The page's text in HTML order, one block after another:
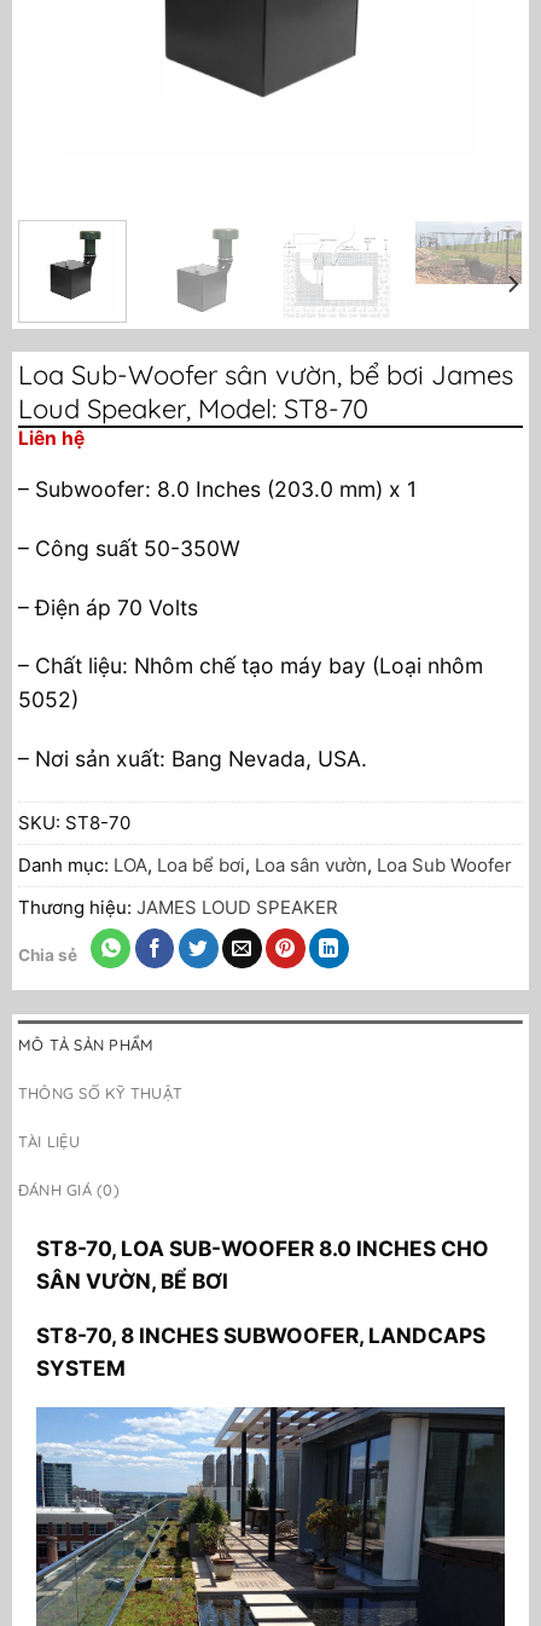
Loa Sub-Woofer sân vườn, bể bơi James
Loud Speaker, Model: ST8-70
Liên hệ
– Subwoofer: 8.0 Inches (203.0 mm) x 1
– Công suất 50-350W
– Điện áp 70 Volts
– Chất liệu: Nhôm chế tạo máy bay (Loại nhôm
5052)
– Nơi sản xuất: Bang Nevada, USA.
SKU: ST8-70
Danh mục: LOA, Loa bể bơi, Loa sân vườn, Loa Sub Woofer
Thương hiệu: JAMES LOUD SPEAKER
Chia sẻ
MÔ TẢ SẢN PHẨM
THÔNG SỐ KỸ THUẬT
TÀI LIỆU
ĐÁNH GIÁ (0)
ST8-70, LOA SUB-WOOFER 8.0 INCHES CHO
SÂN VƯỜN, BỂ BƠI
ST8-70, 8 INCHES SUBWOOFER, LANDCAPS
SYSTEM